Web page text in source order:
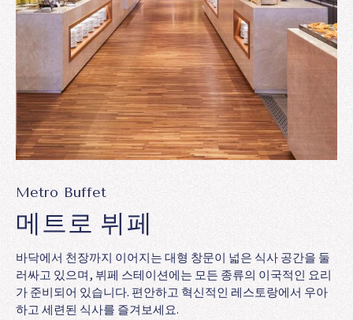
Metro Buffet
메트로 뷔페
바닥에서 천장까지 이어지는 대형 창문이 넓은 식사 공간을 둘
러싸고 있으며, 뷔페 스테이션에는 모든 종류의 이국적인 요리
가 준비되어 있습니다. 편안하고 혁신적인 레스토랑에서 우아
하고 세련된 식사를 즐겨보세요.